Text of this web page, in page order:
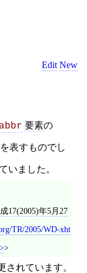
Edit New
abbr 要素の
を表すものでし
いました。
17(2005)年5月27
TR/2005/WD-xht
>
されています。